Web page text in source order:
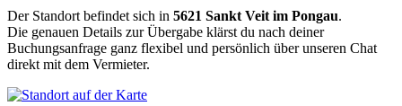
Der Standort befindet sich in 5621 Sankt Veit im Pongau.
Die genauen Details zur Übergabe klärst du nach deiner
Buchungsanfrage ganz flexibel und persönlich über unseren Chat
direkt mit dem Vermieter.